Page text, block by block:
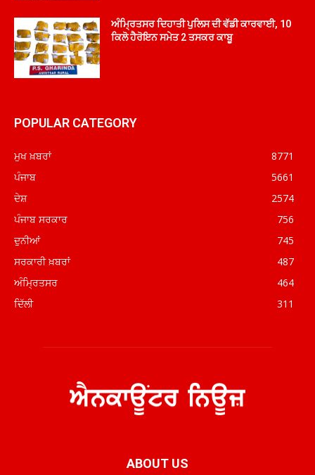
ਅੰਮ੍ਰਿਤਸਰ ਦਿਹਾਤੀ ਪੁਲਿਸ ਦੀ ਵੱਡੀ ਕਾਰਵਾਈ, 10
ਕਿਲੋ ਹੈਰੋਇਨ ਸਮੇਤ 2 ਤਸਕਰ ਕਾਬੂ
POPULAR CATEGORY
ਮੁਖ ਖ਼ਬਰਾਂ
8771
ਪੰਜਾਬ
5661
ਦੇਸ਼
2574
ਪੰਜਾਬ ਸਰਕਾਰ
756
ਦੁਨੀਆਂ
745
ਸਰਕਾਰੀ ਖ਼ਬਰਾਂ
487
ਅੰਮ੍ਰਿਤਸਰ
464
ਦਿੱਲੀ
311
ABOUT US